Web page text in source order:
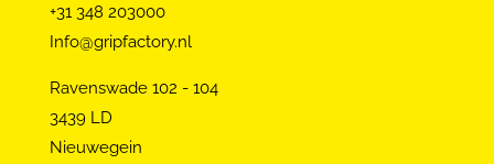
+31 348 203000
Info@gripfactory.nl
Ravenswade 102 - 104
3439 LD
Nieuwegein